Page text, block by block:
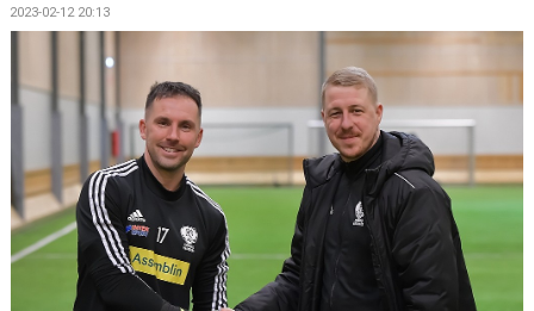
KONTAKT
2023-02-12 20:13